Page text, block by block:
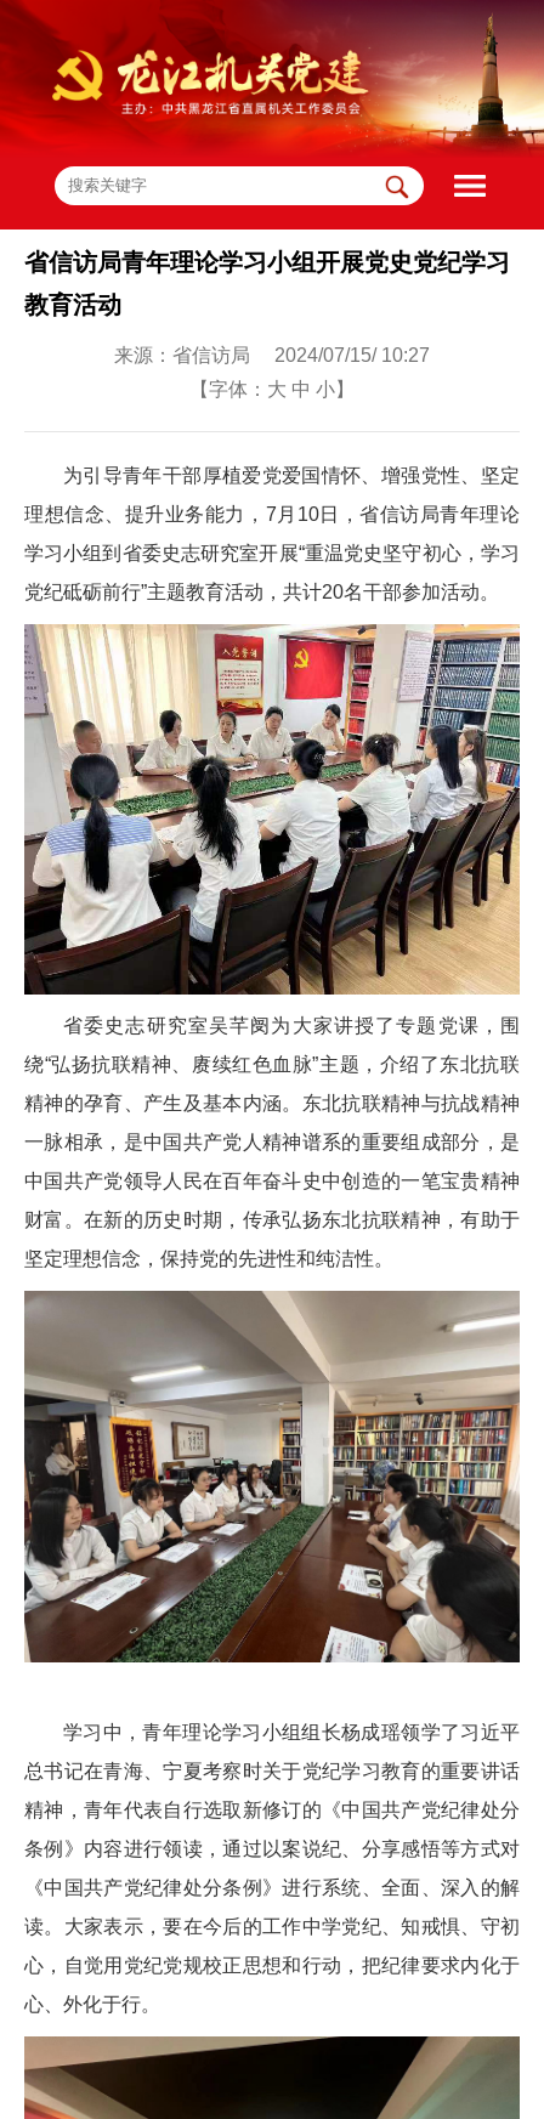
省信访局青年理论学习小组开展党史党纪学习
教育活动
来源：省信访局 2024/07/15/ 10:27
【字体： 大 中 小】
为引导青年干部厚植爱党爱国情怀、增强党性、坚定
理想信念、提升业务能力，7月10日，省信访局青年理论
学习小组到省委史志研究室开展“重温党史坚守初心，学习
党纪砥砺前行”主题教育活动，共计20名干部参加活动。
省委史志研究室吴芊阌为大家讲授了专题党课，围
绕“弘扬抗联精神、赓续红色血脉”主题，介绍了东北抗联
精神的孕育、产生及基本内涵。东北抗联精神与抗战精神
一脉相承，是中国共产党人精神谱系的重要组成部分，是
中国共产党领导人民在百年奋斗史中创造的一笔宝贵精神
财富。在新的历史时期，传承弘扬东北抗联精神，有助于
坚定理想信念，保持党的先进性和纯洁性。
学习中，青年理论学习小组组长杨成瑶领学了习近平
总书记在青海、宁夏考察时关于党纪学习教育的重要讲话
精神，青年代表自行选取新修订的《中国共产党纪律处分
条例》内容进行领读，通过以案说纪、分享感悟等方式对
《中国共产党纪律处分条例》进行系统、全面、深入的解
读。大家表示，要在今后的工作中学党纪、知戒惧、守初
心，自觉用党纪党规校正思想和行动，把纪律要求内化于
心、外化于行。